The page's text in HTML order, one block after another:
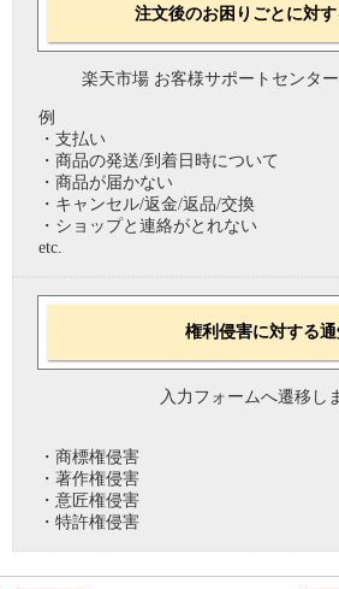
注文後のお困りごとに対
楽天市場 お客様サポートセンター
例
・支払い
・商品の発送/到着日時について
・商品が届かない
・キャンセル/返金/返品/交換
・ショップと連絡がとれない
etc.
権利侵害に対する通
入力フォームへ遷移し
・商標権侵害
・著作権侵害
・意匠権侵害
・特許権侵害